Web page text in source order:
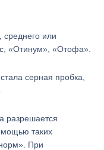
среднего или
«Отинум», «Отофа».
серная пробка,
разрешается
таких
При